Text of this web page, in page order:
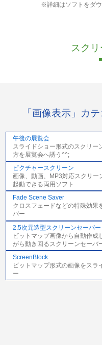
※詳細はソフトをダウ
スク
「画像表示」カ
午後の展覧会
スライドショー形式のスクリー
方を展覧会へ誘う^^;
ピクチャースクリーン
画像、動画、MP3対応スクリー
起動できる両用ソフト
Fade Scene Saver
クロスフェードなどの特殊効果
バー
2.5次元造型スクリーンセーバー
ビットマップ画像から自動作成
がら動き回るスクリーンセーバ
ScreenBlock
ビットマップ形式の画像をス
ー